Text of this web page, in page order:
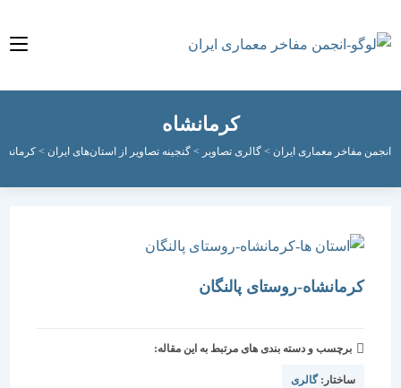
کرمانشاه
مفاخر معماری ایران > گالری تصاویر>گنجینه تصاویر از استان‌های ایران> کرمانشاه
کرمانشاه-روستای پالنگان
برچسب و دسته بندی های مرتبط به این مقاله:
ساختار:گالری